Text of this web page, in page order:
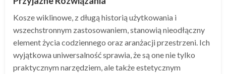
Kosze wiklinowe, z długą historią użytkowania i
wszechstronnym zastosowaniem, stanowią nieodłączny
element życia codziennego oraz aranżacji przestrzeni. Ich
wyjątkowa uniwersalność sprawia, że są one nie tylko
praktycznym narzędziem, ale także estetycznym